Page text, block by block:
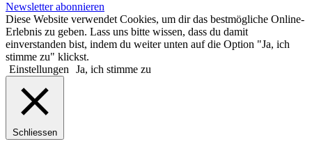
Newsletter abonnieren
Diese Website verwendet Cookies, um dir das bestmögliche Online-
Erlebnis zu geben. Lass uns bitte wissen, dass du damit
einverstanden bist, indem du weiter unten auf die Option "Ja, ich
stimme zu" klickst.
Einstellungen
Ja, ich stimme zu
Schliessen